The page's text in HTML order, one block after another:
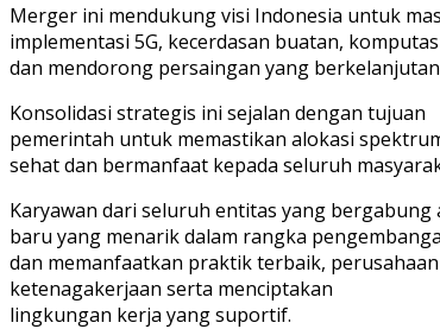
Merger ini mendukung visi Indonesia untuk
implementasi 5G, kecerdasan buatan,
dan mendorong persaingan yang
Konsolidasi strategis ini sejalan dengan tujuan
pemerintah untuk memastikan alokasi
sehat dan bermanfaat kepada seluruh
Karyawan dari seluruh entitas yang
baru yang menarik dalam rangka
dan memanfaatkan praktik terbaik,
ketenagakerjaan serta menciptakan
lingkungan kerja yang suportif.